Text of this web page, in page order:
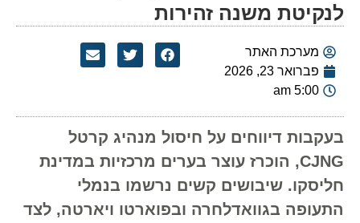
לנקיטת משנה זהירות
מערכת האתר
פברואר 23, 2026
5:00 am
בעקבות דיווחים על חיסול מנהיג קרטל
CJNG, הוכרז עוצר בערים מרכזיות במדינת
חליסקו. שיבושים קשים נרשמו בנמלי
התעופה בגוואדלחרה ובפוארטו ויארטה, לצד